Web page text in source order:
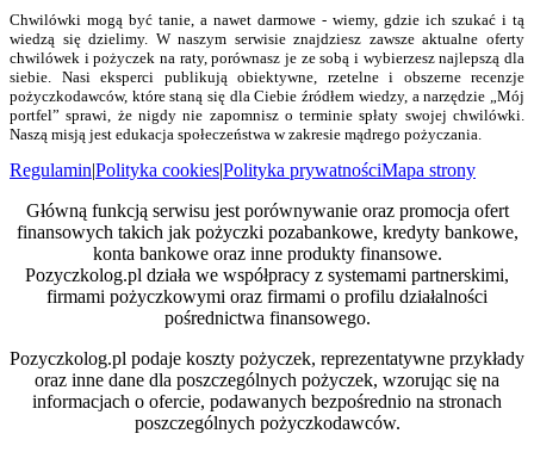
Chwilówki mogą być tanie, a nawet darmowe - wiemy, gdzie ich szukać i tą
wiedzą się dzielimy. W naszym serwisie znajdziesz zawsze aktualne oferty
chwilówek i pożyczek na raty, porównasz je ze sobą i wybierzesz najlepszą dla
siebie. Nasi eksperci publikują obiektywne, rzetelne i obszerne recenzje
pożyczkodawców, które staną się dla Ciebie źródłem wiedzy, a narzędzie „Mój
portfel” sprawi, że nigdy nie zapomnisz o terminie spłaty swojej chwilówki.
Naszą misją jest edukacja społeczeństwa w zakresie mądrego pożyczania.
Regulamin|Polityka cookies|Polityka prywatnościMapa strony
Główną funkcją serwisu jest porównywanie oraz promocja ofert
finansowych takich jak pożyczki pozabankowe, kredyty bankowe,
konta bankowe oraz inne produkty finansowe.
Pozyczkolog.pl działa we współpracy z systemami partnerskimi,
firmami pożyczkowymi oraz firmami o profilu działalności
pośrednictwa finansowego.
Pozyczkolog.pl podaje koszty pożyczek, reprezentatywne przykłady
oraz inne dane dla poszczególnych pożyczek, wzorując się na
informacjach o ofercie, podawanych bezpośrednio na stronach
poszczególnych pożyczkodawców.